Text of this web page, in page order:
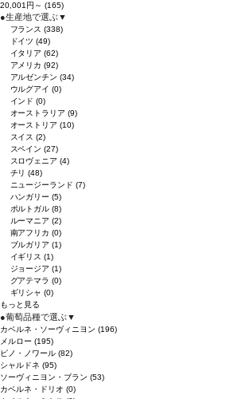
20,001円～ (165)
●生産地で選ぶ▼
フランス(338)
ドイツ(49)
イタリア(62)
アメリカ(92)
アルゼンチン(34)
ウルグアイ(0)
インド(0)
オーストラリア(9)
オーストリア(10)
スイス(2)
スペイン(27)
スロヴェニア(4)
チリ(48)
ニュージーランド(7)
ハンガリー(5)
ポルトガル(8)
ルーマニア(2)
南アフリカ(0)
ブルガリア(1)
イギリス(1)
ジョージア(1)
グアテマラ(0)
ギリシャ(0)
もっと見る
●葡萄品種で選ぶ▼
カベルネ・ソーヴィニヨン (196)
メルロー (195)
ピノ・ノワール (82)
シャルドネ (95)
ソーヴィニヨン・ブラン (53)
カベルネ・ドリオ (0)